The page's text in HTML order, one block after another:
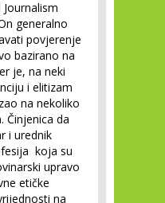
generalno
povjerenje
bazirano na
je, na neki
i elitizam
na nekoliko
Činjenica da
i urednik
koja su
upravo
etičke
na